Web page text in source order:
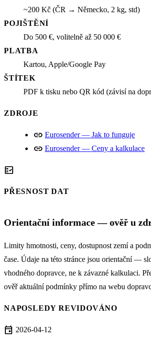
~200 Kč (ČR → Německo, 2 kg, std)
POJIŠTĚNÍ
Do 500 €, volitelně až 50 000 €
PLATBA
Kartou, Apple/Google Pay
ŠTÍTEK
PDF k tisku nebo QR kód (závisí na
ZDROJE
link Eurosender — Jak to funguje
link Eurosender — Ceny a kalkulace
fact_check
PŘESNOST DAT
Orientační informace — ověř u
Limity hmotnosti, ceny, dostupnost zemí a
čase. Údaje na této stránce jsou orientační —
vhodného dopravce, ne k závazné kalkulaci.
ověř aktuální podmínky přímo na webu
NAPOSLEDY REVIDOVÁNO
event 2026-04-12